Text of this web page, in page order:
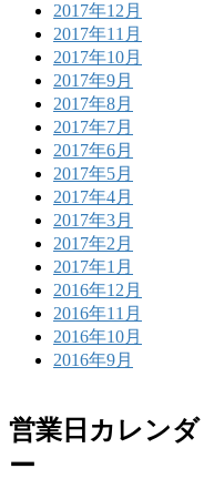
2017年12月
2017年11月
2017年10月
2017年9月
2017年8月
2017年7月
2017年6月
2017年5月
2017年4月
2017年3月
2017年2月
2017年1月
2016年12月
2016年11月
2016年10月
2016年9月
営業日カレンダ
ー